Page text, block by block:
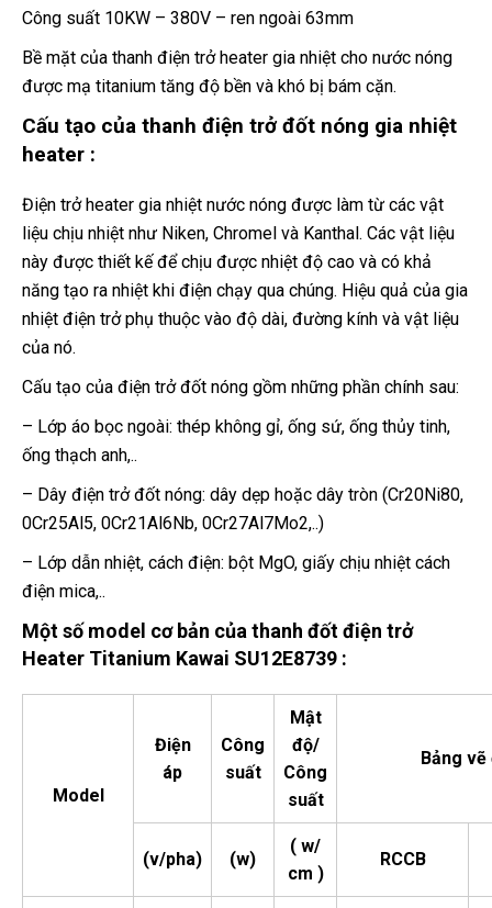
Công suất 10KW – 380V – ren ngoài 63mm
Bề mặt của thanh điện trở heater gia nhiệt cho nước nóng
được mạ titanium tăng độ bền và khó bị bám cặn.
Cấu tạo của thanh điện trở đốt nóng gia nhiệt
heater :
Điện trở heater gia nhiệt nước nóng được làm từ các vật
liệu chịu nhiệt như Niken, Chromel và Kanthal. Các vật liệu
này được thiết kế để chịu được nhiệt độ cao và có khả
năng tạo ra nhiệt khi điện chạy qua chúng. Hiệu quả của gia
nhiệt điện trở phụ thuộc vào độ dài, đường kính và vật liệu
của nó.
Cấu tạo của điện trở đốt nóng gồm những phần chính sau:
– Lớp áo bọc ngoài: thép không gỉ, ống sứ, ống thủy tinh,
ống thạch anh,..
– Dây điện trở đốt nóng: dây dẹp hoặc dây tròn (Cr20Ni80,
0Cr25Al5, 0Cr21Al6Nb, 0Cr27Al7Mo2,..)
– Lớp dẫn nhiệt, cách điện: bột MgO, giấy chịu nhiệt cách
điện mica,..
Một số model cơ bản của thanh đốt điện trở
Heater Titanium Kawai SU12E8739 :
Model
Điện
áp
Công
suất
Mật
độ/
Công
suất
Bảng vẽ
(v/pha) (w)
( w/
cm )
RCCB